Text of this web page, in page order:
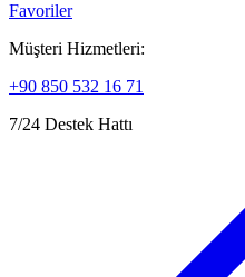
Favoriler
Müşteri Hizmetleri:
+90 850 532 16 71
7/24 Destek Hattı